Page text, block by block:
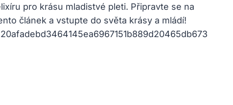
pro krásu mladistvé pleti. Připravte se na
článek a vstupte do světa krásy a mládí!